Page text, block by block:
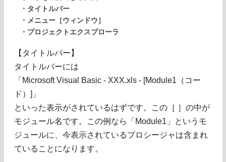
・タイトルバー
・メニュー［ウィンドウ］
・プロジェクトエクスプローラ
【タイトルバー】
タイトルバーには
「Microsoft Visual Basic - XXX.xls - [Module1（コー
ド）]」
といった表示がされているはずです。この［ ］の中が
モジュール名です。この例なら「Module1」というモ
ジュールに、今表示されているプロシージャは含まれ
ていることになります。